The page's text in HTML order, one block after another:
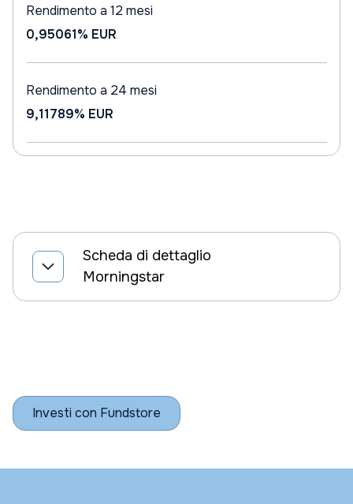
Rendimento a 12 mesi
0,95061% EUR
Rendimento a 24 mesi
9,11789% EUR
Scheda di dettaglio
Morningstar
Investi con Fundstore